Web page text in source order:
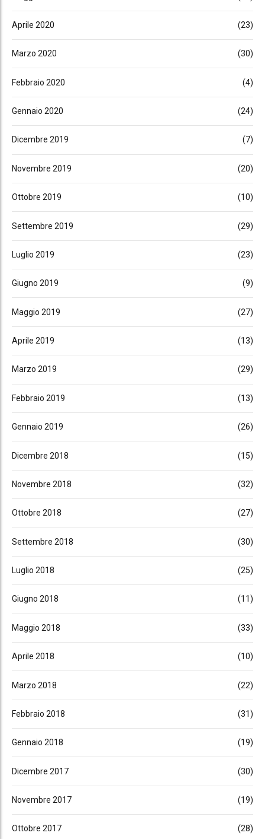
Aprile 2020 (23)
Marzo 2020 (30)
Febbraio 2020 (4)
Gennaio 2020 (24)
Dicembre 2019 (7)
Novembre 2019 (20)
Ottobre 2019 (10)
Settembre 2019 (29)
Luglio 2019 (23)
Giugno 2019 (9)
Maggio 2019 (27)
Aprile 2019 (13)
Marzo 2019 (29)
Febbraio 2019 (13)
Gennaio 2019 (26)
Dicembre 2018 (15)
Novembre 2018 (32)
Ottobre 2018 (27)
Settembre 2018 (30)
Luglio 2018 (25)
Giugno 2018 (11)
Maggio 2018 (33)
Aprile 2018 (10)
Marzo 2018 (22)
Febbraio 2018 (31)
Gennaio 2018 (19)
Dicembre 2017 (30)
Novembre 2017 (19)
Ottobre 2017 (28)